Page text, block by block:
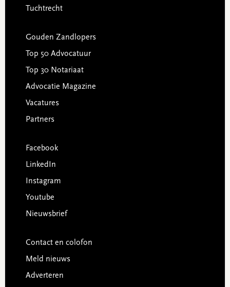
Tuchtrecht
Gouden Zandlopers
Top 50 Advocatuur
Top 30 Notariaat
Advocatie Magazine
Vacatures
Partners
Facebook
LinkedIn
Instagram
Youtube
Nieuwsbrief
Contact en colofon
Meld nieuws
Adverteren